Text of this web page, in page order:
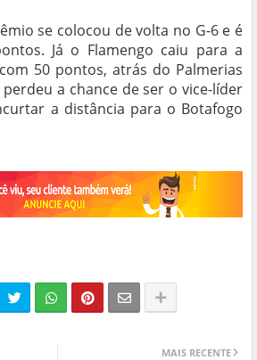
se colocou de volta no G-6 e é
Já o Flamengo caiu para a
50 pontos, atrás do Palmerias
a chance de ser o vice-líder
a distância para o Botafogo
MAIS RECENTE